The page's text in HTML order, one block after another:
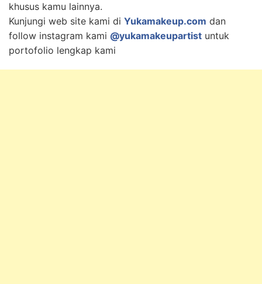
khusus kamu lainnya.
Kunjungi web site kami di Yukamakeup.com dan
follow instagram kami @yukamakeupartist untuk
portofolio lengkap kami